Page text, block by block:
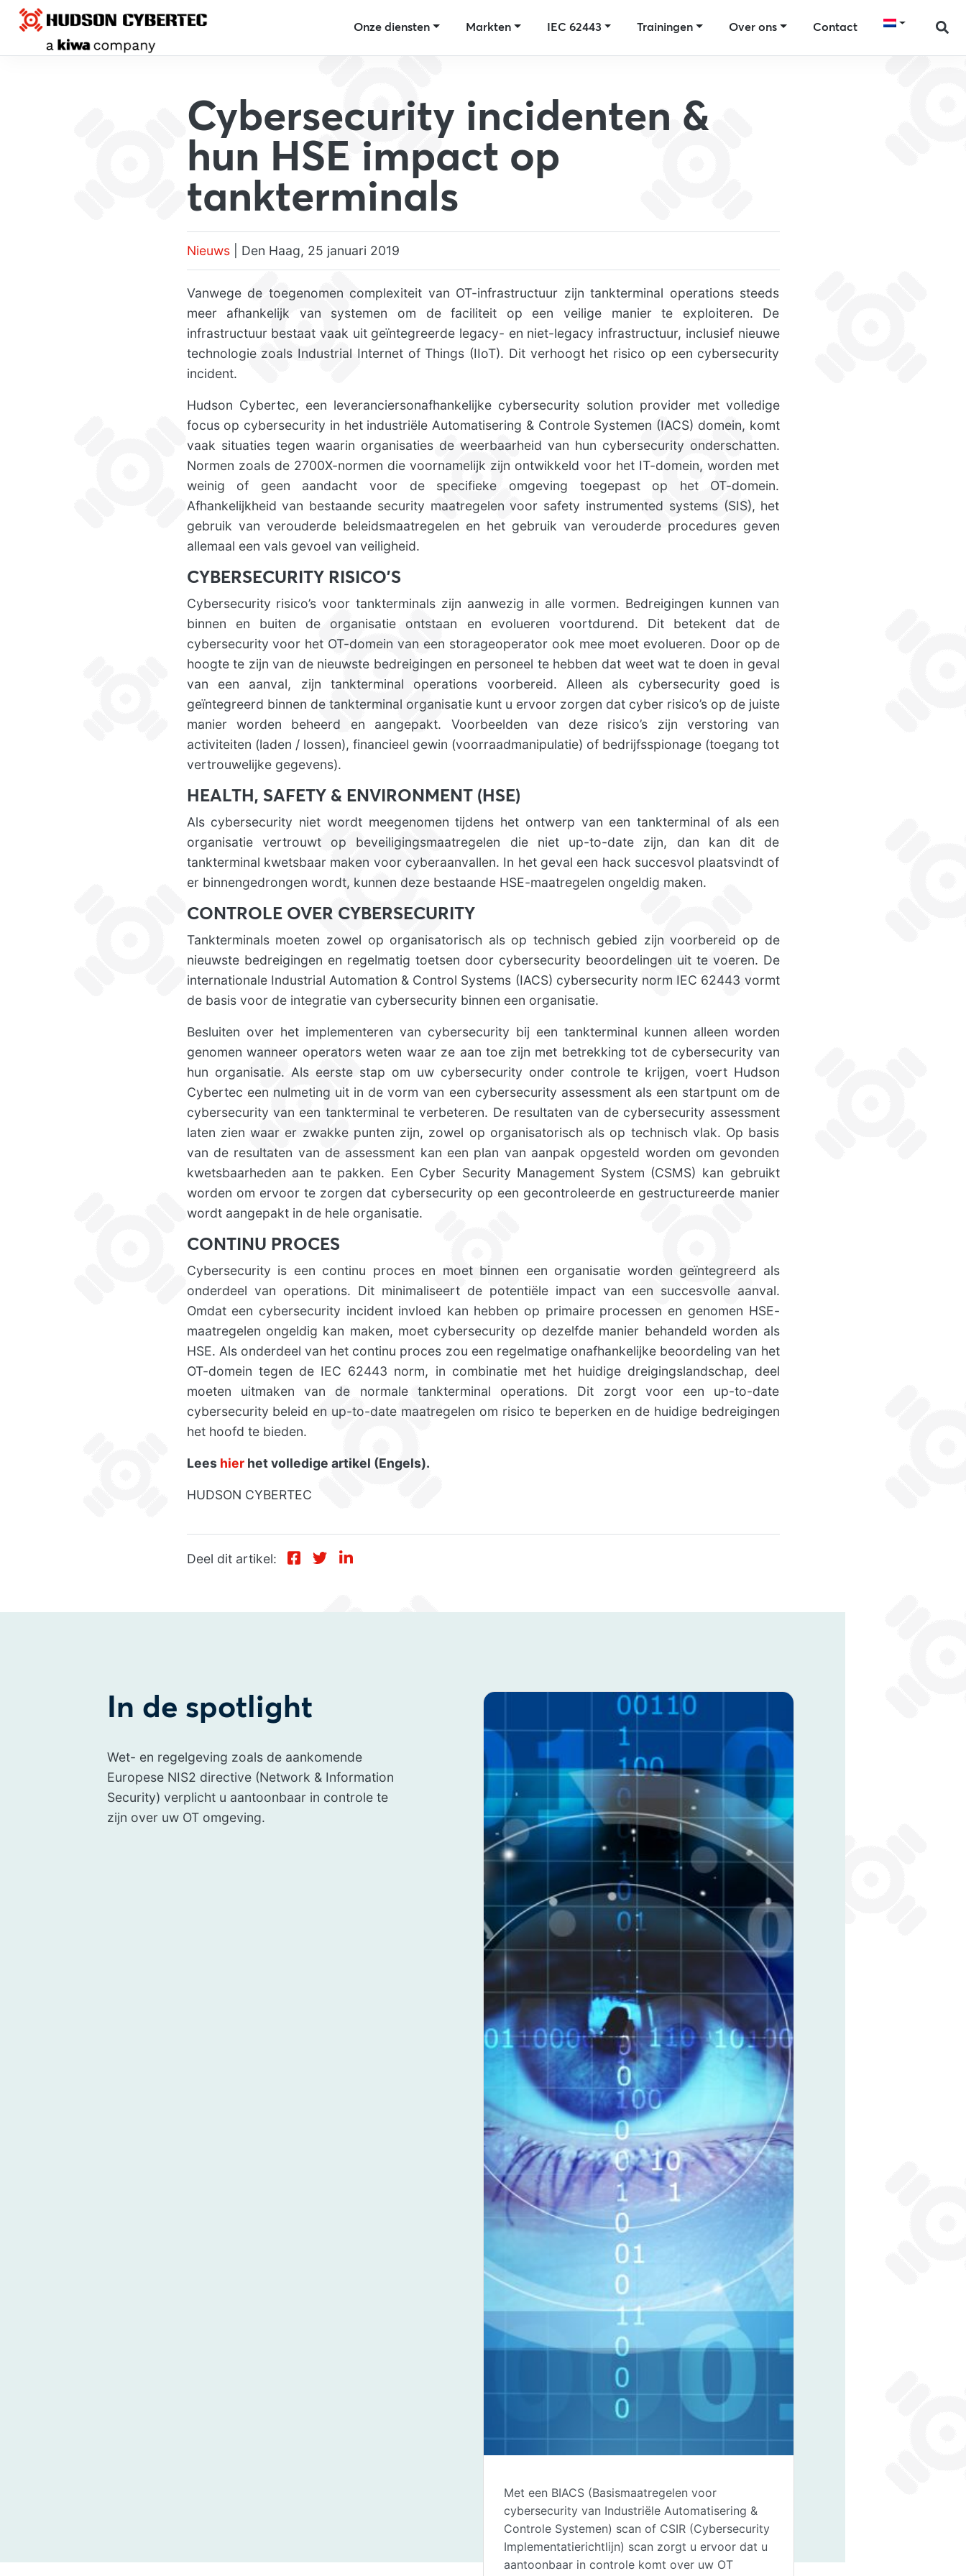
Onze diensten Markten IEC 62443 Trainingen Over ons Contact
Cybersecurity incidenten &
hun HSE impact op
tankterminals
Nieuws| Den Haag, 25 januari 2019
Vanwege de toegenomen complexiteit van OT-infrastructuur zijn tankterminal operations steeds
meer afhankelijk van systemen om de faciliteit op een veilige manier te exploiteren. De
infrastructuur bestaat vaak uit geïntegreerde legacy- en niet-legacy infrastructuur, inclusief nieuwe
technologie zoals Industrial Internet of Things (IIoT). Dit verhoogt het risico op een cybersecurity
incident.
Hudson Cybertec, een leveranciersonafhankelijke cybersecurity solution provider met volledige
focus op cybersecurity in het industriële Automatisering & Controle Systemen (IACS) domein, komt
vaak situaties tegen waarin organisaties de weerbaarheid van hun cybersecurity onderschatten.
Normen zoals de 2700X-normen die voornamelijk zijn ontwikkeld voor het IT-domein, worden met
weinig of geen aandacht voor de specifieke omgeving toegepast op het OT-domein.
Afhankelijkheid van bestaande security maatregelen voor safety instrumented systems (SIS), het
gebruik van verouderde beleidsmaatregelen en het gebruik van verouderde procedures geven
allemaal een vals gevoel van veiligheid.
CYBERSECURITY RISICO’S
Cybersecurity risico’s voor tankterminals zijn aanwezig in alle vormen. Bedreigingen kunnen van
binnen en buiten de organisatie ontstaan ​​en evolueren voortdurend. Dit betekent dat de
cybersecurity voor het OT-domein van een storageoperator ook mee moet evolueren. Door op de
hoogte te zijn van de nieuwste bedreigingen en personeel te hebben dat weet wat te doen in geval
van een aanval, zijn tankterminal operations voorbereid. Alleen als cybersecurity goed is
geïntegreerd binnen de tankterminal organisatie kunt u ervoor zorgen dat cyber risico’s op de juiste
manier worden beheerd en aangepakt. Voorbeelden van deze risico’s zijn verstoring van
activiteiten (laden / lossen), financieel gewin (voorraadmanipulatie) of bedrijfsspionage (toegang tot
vertrouwelijke gegevens).
HEALTH, SAFETY & ENVIRONMENT (HSE)
Als cybersecurity niet wordt meegenomen tijdens het ontwerp van een tankterminal of als een
organisatie vertrouwt op beveiligingsmaatregelen die niet up-to-date zijn, dan kan dit de
tankterminal kwetsbaar maken voor cyberaanvallen. In het geval een hack succesvol plaatsvindt of
er binnengedrongen wordt, kunnen deze bestaande HSE-maatregelen ongeldig maken.
CONTROLE OVER CYBERSECURITY
Tankterminals moeten zowel op organisatorisch als op technisch gebied zijn voorbereid op de
nieuwste bedreigingen en regelmatig toetsen door cybersecurity beoordelingen uit te voeren. De
internationale Industrial Automation & Control Systems (IACS) cybersecurity norm IEC 62443 vormt
de basis voor de integratie van cybersecurity binnen een organisatie.
Besluiten over het implementeren van cybersecurity bij een tankterminal kunnen alleen worden
genomen wanneer operators weten waar ze aan toe zijn met betrekking tot de cybersecurity van
hun organisatie. Als eerste stap om uw cybersecurity onder controle te krijgen, voert Hudson
Cybertec een nulmeting uit in de vorm van een cybersecurity assessment als een startpunt om de
cybersecurity van een tankterminal te verbeteren. De resultaten van de cybersecurity assessment
laten zien waar er zwakke punten zijn, zowel op organisatorisch als op technisch vlak. Op basis
van de resultaten van de assessment kan een plan van aanpak opgesteld worden om gevonden
kwetsbaarheden aan te pakken. Een Cyber Security Management System (CSMS) kan gebruikt
worden om ervoor te zorgen dat cybersecurity op een gecontroleerde en gestructureerde manier
wordt aangepakt in de hele organisatie.
CONTINU PROCES
Cybersecurity is een continu proces en moet binnen een organisatie worden geïntegreerd als
onderdeel van operations. Dit minimaliseert de potentiële impact van een succesvolle aanval.
Omdat een cybersecurity incident invloed kan hebben op primaire processen en genomen HSE-
maatregelen ongeldig kan maken, moet cybersecurity op dezelfde manier behandeld worden als
HSE. Als onderdeel van het continu proces zou een regelmatige onafhankelijke beoordeling van het
OT-domein tegen de IEC 62443 norm, in combinatie met het huidige dreigingslandschap, deel
moeten uitmaken van de normale tankterminal operations. Dit zorgt voor een up-to-date
cybersecurity beleid en up-to-date maatregelen om risico te beperken en de huidige bedreigingen
het hoofd te bieden.
Lees hierhet volledige artikel (Engels).
HUDSON CYBERTEC
Deel dit artikel:
In de spotlight
Wet- en regelgeving zoals de aankomende
Europese NIS2 directive (Network & Information
Security) verplicht u aantoonbaar in controle te
zijn over uw OT omgeving.
Met een BIACS (Basismaatregelen voor
cybersecurity van Industriële Automatisering &
Controle Systemen) scan of CSIR (Cybersecurity
Implementatierichtlijn) scan zorgt u ervoor dat u
aantoonbaar in controle komt over uw OT